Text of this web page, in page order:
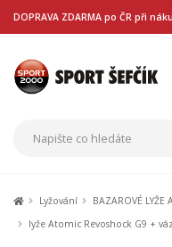
DOPRAVA ZDARMA po ČR při
Lyžování BAZAROVÉ LYŽE
lyže Atomic Revoshock G9 +